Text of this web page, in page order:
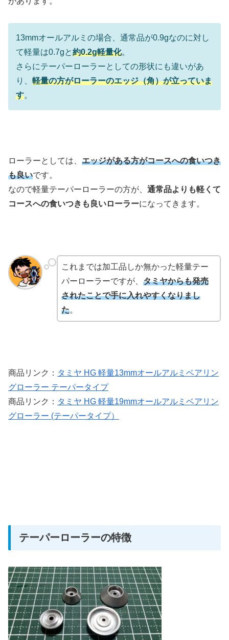
13mmオールアルミの場合、通常品が0.9gなのに対し
て軽量は0.7gと約0.2g軽量化。
さらにテーパーローラーとしての形状にも違いがあ
り、 軽量の方がローラーのエッジ（角）が立っていま
す。
ローラーとしては、 エッジがある方がコースへの食いつき
も良いです。
なので軽量テーパーローラーの方が、 通常品よりも軽くて
コースへの食いつきも良いローラーになってきます。
これまでは加工品しか無かった軽量テー
パーローラーですが、 タミヤからも発売
されたことで手に入れやすくなりまし
た。
商品リンク： タミヤ HG 軽量13mmオールアルミベアリン
グローラー テーパータイプ
商品リンク： タミヤ HG 軽量19mmオールアルミベアリン
グローラー (テーパータイプ）
テーパーローラーの特徴